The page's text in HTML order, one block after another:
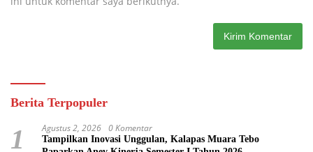
Berita Terpopuler
1 Agustus 2, 2026 0 Komentar
Tampilkan Inovasi Unggulan, Kalapas Muara Tebo